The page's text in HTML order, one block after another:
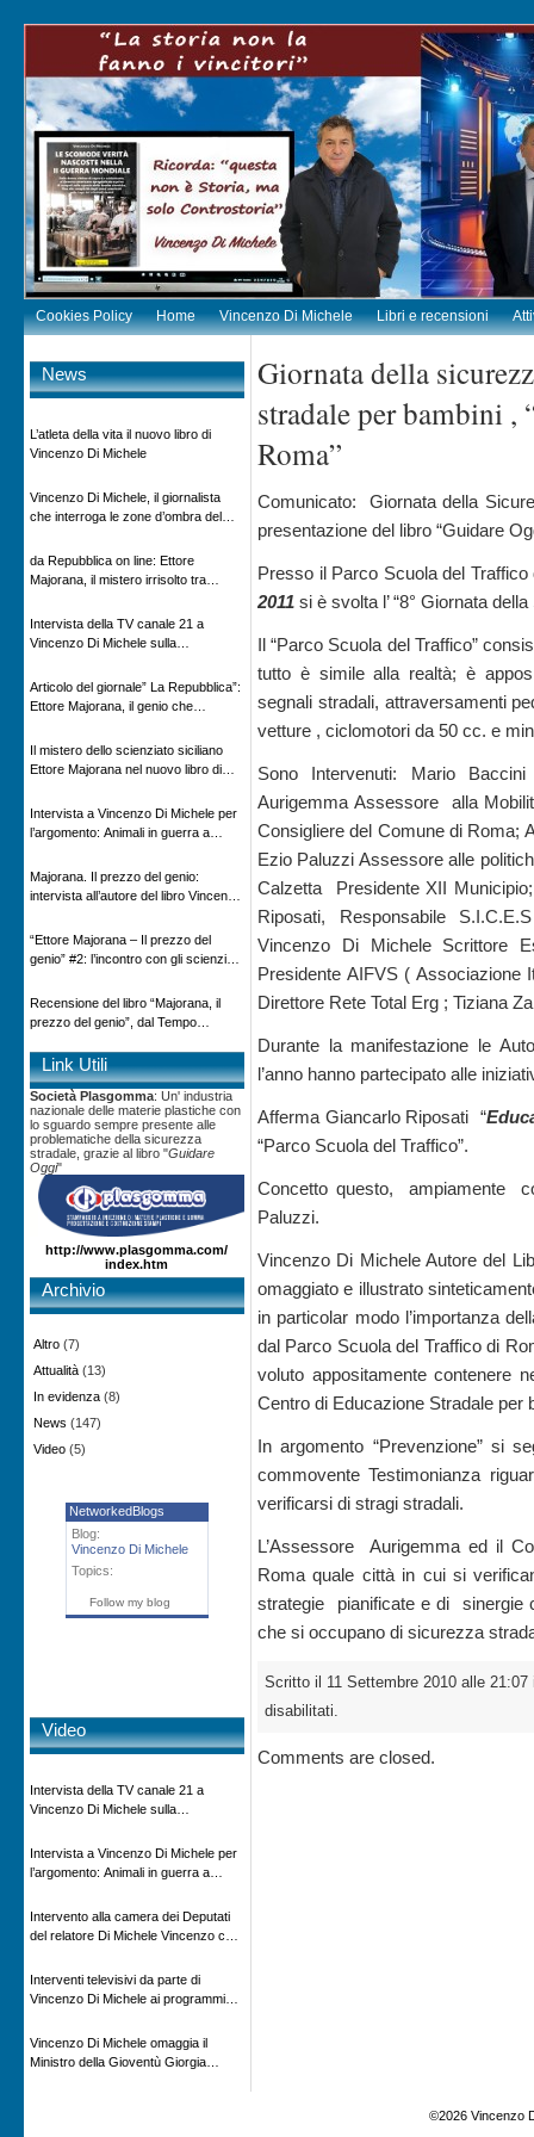
Cookies Policy Home Vincenzo Di Michele Libri e recensioni
News
L’atleta della vita il nuovo libro di
Vincenzo Di Michele
Vincenzo Di Michele, il giornalista
che interroga le zone d’ombra del
da Repubblica on line: Ettore
Majorana, il mistero irrisolto tra
Intervista della TV canale 21 a
Vincenzo Di Michele sulla
Articolo del giornale” La Repubblica”:
Ettore Majorana, il genio che
Il mistero dello scienziato siciliano
Ettore Majorana nel nuovo libro di
Adnkronos
Intervista a Vincenzo Di Michele per
l’argomento: Animali in guerra a
in onda su Espansione TV
Majorana. Il prezzo del genio:
intervista all’autore del libro Vincenzo
“Ettore Majorana ‒ Il prezzo del
genio” #2: l’incontro con gli scienziati
Recensione del libro “Majorana, il
prezzo del genio”, dal Tempo
Link Utili
Società Plasgomma: Un' industria
nazionale delle materie plastiche con
lo sguardo sempre presente alle
problematiche della sicurezza
stradale, grazie al libro "Guidare
Oggi"
http://www.plasgomma.com/
index.htm
Archivio
Altro (7)
Attualità (13)
In evidenza (8)
News (147)
Video (5)
NetworkedBlogs
Blog:
Vincenzo Di Michele
Topics:
Follow my blog
Video
Intervista della TV canale 21 a
Vincenzo Di Michele sulla
Intervista a Vincenzo Di Michele per
l’argomento: Animali in guerra a
in onda su Espansione TV
Intervento alla camera dei Deputati
del relatore Di Michele Vincenzo con
impatto ambientale e problematiche
sui veicoli storici e trattori d’epoca
Interventi televisivi da parte di
Vincenzo Di Michele ai programmi
rivisitazione della storia
Vincenzo Di Michele omaggia il
Ministro della Gioventù Giorgia
Giornata della
stradale per bambini ,
Roma”
Comunicato: Giornata della
presentazione del libro “Guidare
Presso il Parco Scuola del
2011 si è svolta l’ “8° Giornata
Il “Parco Scuola del Traffico”
tutto è simile alla realtà; è
segnali stradali, attraversamenti
vetture , ciclomotori da 50 cc. e
Sono Intervenuti: Mario
Aurigemma Assessore alla
Consigliere del Comune di Roma;
Ezio Paluzzi Assessore alle
Calzetta Presidente XII
Riposati, Responsabile
Vincenzo Di Michele Scrittore
Presidente AIFVS ( Associazione
Direttore Rete Total Erg ; Tiziana
Durante la manifestazione le
l’anno hanno partecipato alle
Afferma Giancarlo Riposati “
“Parco Scuola del Traffico”.
Concetto questo, ampiamente
Paluzzi.
Vincenzo Di Michele Autore del
omaggiato e illustrato
in particolar modo l’importanza
dal Parco Scuola del Traffico di
voluto appositamente contenere
Centro di Educazione Stradale per
In argomento “Prevenzione” si
commovente Testimonianza
verificarsi di stragi stradali.
L’Assessore Aurigemma ed il
Roma quale città in cui si
strategie pianificate e di sinergie
che si occupano di sicurezza
Scritto il 11 Settembre 2010 alle
disabilitati.
Comments are closed.
©2026 Vincenzo